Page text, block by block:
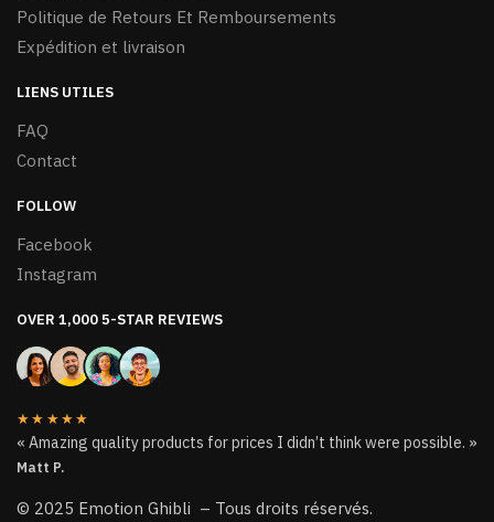
Politique de Retours Et Remboursements
Expédition et livraison
LIENS UTILES
FAQ
Contact
FOLLOW
Facebook
Instagram
OVER 1,000 5-STAR REVIEWS
★★★★★
« Amazing quality products for prices I didn’t think were possible. »
Matt P.
© 2025 Emotion Ghibli – Tous droits réservés.